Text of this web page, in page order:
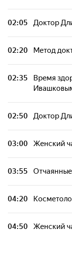
Прокачать
Прокачать
Прокачать
Здоровая
Прокачать
Прокачать
Здоровая
Здоровая
02:05 Доктор
02:20 Метод
02:35
Время
02:50 Доктор
03:00 Жeнский
03:55
04:20
04:50 Жeнский